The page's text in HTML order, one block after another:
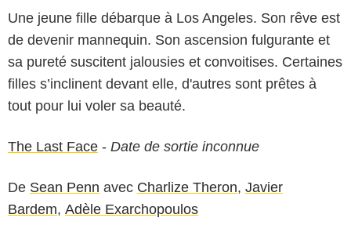
Une jeune fille débarque à Los Angeles. Son rêve est
de devenir mannequin. Son ascension fulgurante et
sa pureté suscitent jalousies et convoitises. Certaines
filles s’inclinent devant elle, d'autres sont prêtes à
tout pour lui voler sa beauté.
The Last Face - Date de sortie inconnue
De Sean Penn avec Charlize Theron, Javier
Bardem, Adèle Exarchopoulos